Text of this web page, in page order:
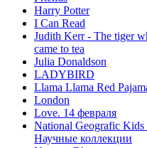
Harry Potter
I Can Read
Judith Kerr - The tiger
came to tea
Julia Donaldson
LADYBIRD
Llama Llama Red
London
Love. 14 февраля
National Geografic Kids
Научные коллекции